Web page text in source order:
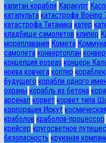
капитан корабля Каракурт
катапульта катастрофа Boeing
катастрофа Титаника катер
кладбище самолетов клипер
мореплавания Комета Коммуна
самолета конвертоплан
концепция eoseas концерн
ноева ковчега коптер
будущего корабли одного
охраны корабль из бетона
арсенал корвет корвет типа
корпорация Иркут
краболов краболов-процессор
крейсер кругосветное
безопасность круизная